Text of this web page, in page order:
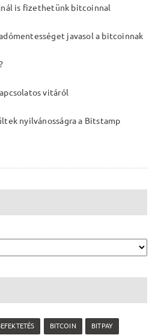
is fizethetünk bitcoinnal
javasol a bitcoinnak
vitáról
nyilvánosságra a Bitstamp
BITCOIN BITPAY